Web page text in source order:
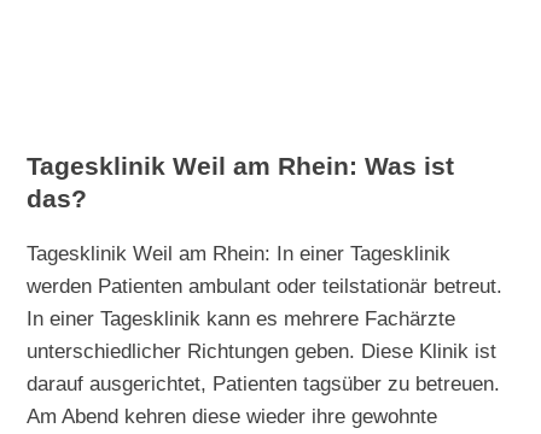
Tagesklinik Weil am Rhein: Was ist
das?
Tagesklinik Weil am Rhein: In einer Tagesklinik
werden Patienten ambulant oder teilstationär betreut.
In einer Tagesklinik kann es mehrere Fachärzte
unterschiedlicher Richtungen geben. Diese Klinik ist
darauf ausgerichtet, Patienten tagsüber zu betreuen.
Am Abend kehren diese wieder ihre gewohnte